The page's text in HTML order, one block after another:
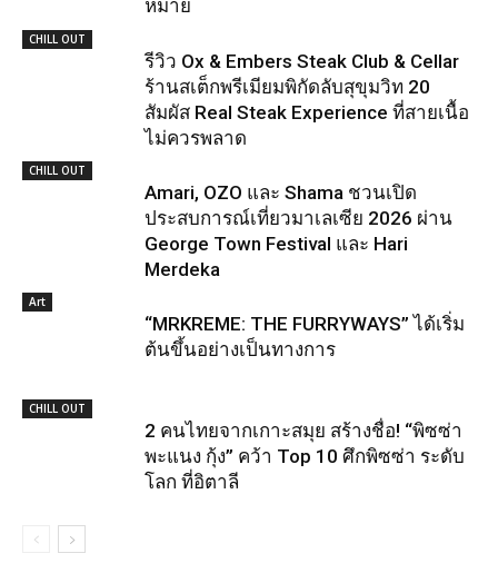
หมาย
CHILL OUT
รีวิว Ox & Embers Steak Club & Cellar
ร้านสเต็กพรีเมียมพิกัดลับสุขุมวิท 20
สัมผัส Real Steak Experience ที่สายเนื้อ
ไม่ควรพลาด
CHILL OUT
Amari, OZO และ Shama ชวนเปิด
ประสบการณ์เที่ยวมาเลเซีย 2026 ผ่าน
George Town Festival และ Hari
Merdeka
Art
“MRKREME: THE FURRYWAYS” ได้เริ่ม
ต้นขึ้นอย่างเป็นทางการ
CHILL OUT
2 คนไทยจากเกาะสมุย สร้างชื่อ! “พิซซ่า
พะแนง กุ้ง” คว้า Top 10 ศึกพิซซ่า ระดับ
โลก ที่อิตาลี